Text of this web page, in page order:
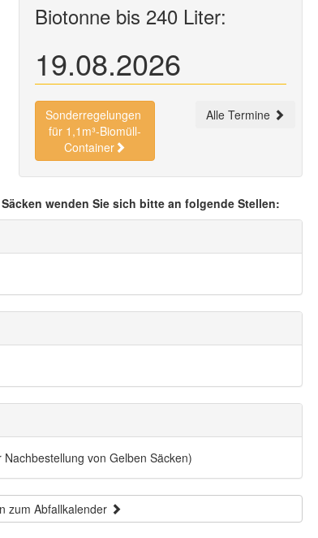
Biotonne bis 240 Liter:
19.08.2026
Sonderregelungen
für 1,1m³-Biomüll-
Container
Alle Termine
wenden Sie sich bitte an folgende Stellen:
von Gelben Säcken)
zum Abfallkalender